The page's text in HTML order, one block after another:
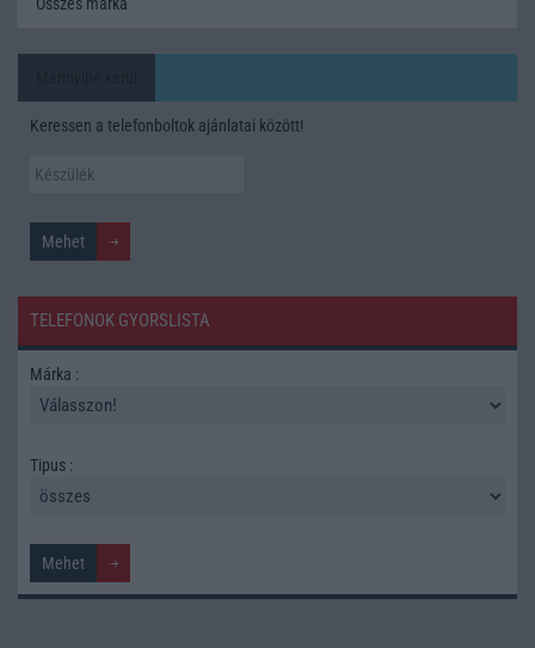
Keressen a telefonboltok ajánlatai között!
TELEFONOK GYORSLISTA
Márka :
Tipus :